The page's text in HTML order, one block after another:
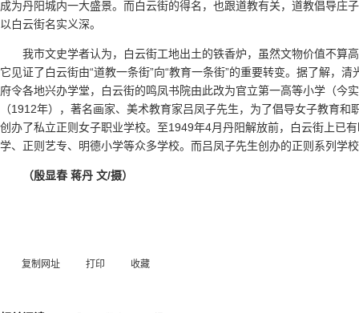
成为丹阳城内一大盛景。而白云街的得名，也跟道教有关，道教倡导庄子
以白云街名实义深。
我市文史学者认为，白云街工地出土的铁香炉，虽然文物价值不算
它见证了白云街由“道教一条街”向“教育一条街”的重要转变。据了解，
府令各地兴办学堂，白云街的鸣凤书院由此改为官立第一高等小学（今
（1912年），著名画家、美术教育家吕凤子先生，为了倡导女子教育和
创办了私立正则女子职业学校。至1949年4月丹阳解放前，白云街上已
学、正则艺专、明德小学等众多学校。而吕凤子先生创办的正则系列学
（殷显春 蒋丹 文/摄）
复制网址 打印 收藏